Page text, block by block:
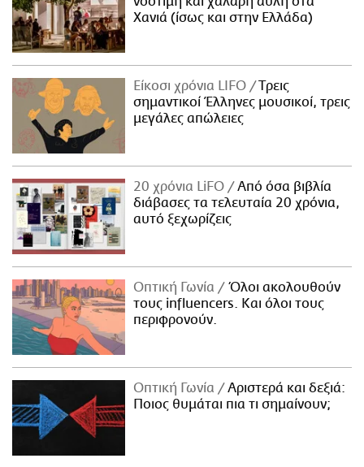
Χανιά (ίσως και στην Ελλάδα)
Είκοσι χρόνια LIFO
Tρεις
σημαντικοί Έλληνες μουσικοί, τρεις
μεγάλες απώλειες
20 χρόνια LiFO
Από όσα βιβλία
διάβασες τα τελευταία 20 χρόνια,
αυτό ξεχωρίζεις
Οπτική Γωνία
Όλοι ακολουθούν
τους influencers. Και όλοι τους
περιφρονούν.
Οπτική Γωνία
Αριστερά και δεξιά:
Ποιος θυμάται πια τι σημαίνουν;